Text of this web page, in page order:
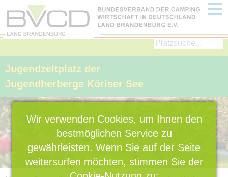
Home
im Osten
im Süden
im Westen
Dauercamping
Mietobjekte
Detailsuche
Jugendzeltplatz der
Jugendherberge Köriser See
Wir verwenden Cookies, um Ihnen den
bestmöglichen Service zu
gewährleisten. Wenn Sie auf der Seite
weitersurfen möchten, stimmen Sie der